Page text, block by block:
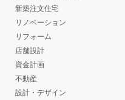
新築注文住宅
リノベーション
リフォーム
店舗設計
資金計画
不動産
設計・デザイン